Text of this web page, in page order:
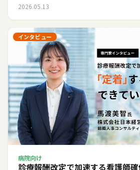
2026.05.13
インタビュー
病院向け
診療報酬改定で加速する看護師確